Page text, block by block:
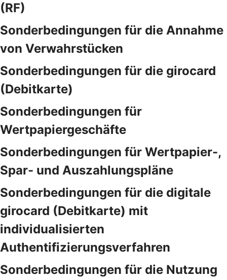
(RF)
Sonderbedingungen für die Annahme
von Verwahrstücken
Sonderbedingungen für die girocard
(Debitkarte)
Sonderbedingungen für
Wertpapiergeschäfte
Sonderbedingungen für Wertpapier-,
Spar- und Auszahlungspläne
Sonderbedingungen für die digitale
girocard (Debitkarte) mit
individualisierten
Authentifizierungsverfahren
Sonderbedingungen für die Nutzung